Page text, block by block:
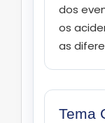
dos
os
as
Tema